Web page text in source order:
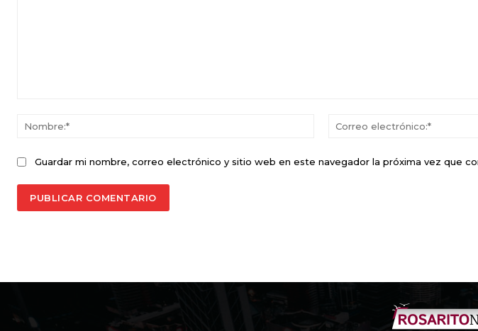
Nombre:*
Guardar mi nombre, correo electrónico y sitio web en este navegador la próxima vez que